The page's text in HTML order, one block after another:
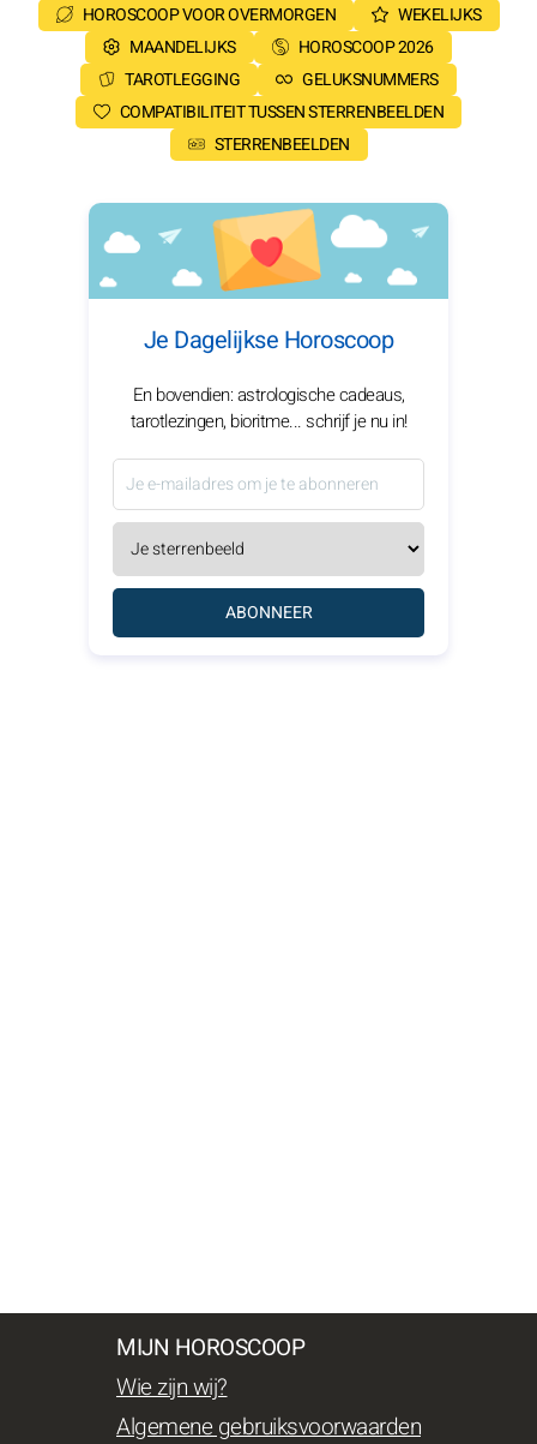
HOROSCOOP VOOR OVERMORGEN
WEKELIJKS
MAANDELIJKS
HOROSCOOP 2026
TAROTLEGGING
GELUKSNUMMERS
COMPATIBILITEIT TUSSEN STERRENBEELDEN
STERRENBEELDEN
Je Dagelijkse Horoscoop
En bovendien: astrologische cadeaus,
tarotlezingen, bioritme... schrijf je nu in!
ABONNEER
MIJN HOROSCOOP
Wie zijn wij?
Algemene gebruiksvoorwaarden